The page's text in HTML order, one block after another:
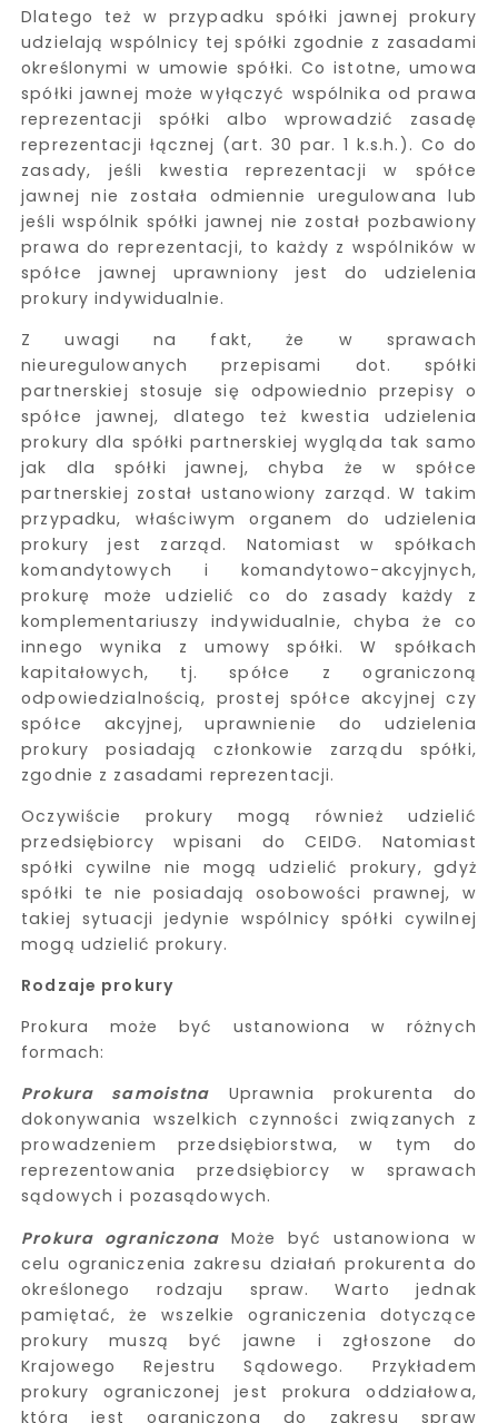
Dlatego też w przypadku spółki jawnej prokury
udzielają wspólnicy tej spółki zgodnie z zasadami
określonymi w umowie spółki. Co istotne, umowa
spółki jawnej może wyłączyć wspólnika od prawa
reprezentacji spółki albo wprowadzić zasadę
reprezentacji łącznej (art. 30 par. 1 k.s.h.). Co do
zasady, jeśli kwestia reprezentacji w spółce
jawnej nie została odmiennie uregulowana lub
jeśli wspólnik spółki jawnej nie został pozbawiony
prawa do reprezentacji, to każdy z wspólników w
spółce jawnej uprawniony jest do udzielenia
prokury indywidualnie.
Z uwagi na fakt, że w sprawach
nieuregulowanych przepisami dot. spółki
partnerskiej stosuje się odpowiednio przepisy o
spółce jawnej, dlatego też kwestia udzielenia
prokury dla spółki partnerskiej wygląda tak samo
jak dla spółki jawnej, chyba że w spółce
partnerskiej został ustanowiony zarząd. W takim
przypadku, właściwym organem do udzielenia
prokury jest zarząd. Natomiast w spółkach
komandytowych i komandytowo-akcyjnych,
prokurę może udzielić co do zasady każdy z
komplementariuszy indywidualnie, chyba że co
innego wynika z umowy spółki. W spółkach
kapitałowych, tj. spółce z ograniczoną
odpowiedzialnością, prostej spółce akcyjnej czy
spółce akcyjnej, uprawnienie do udzielenia
prokury posiadają członkowie zarządu spółki,
zgodnie z zasadami reprezentacji.
Oczywiście prokury mogą również udzielić
przedsiębiorcy wpisani do CEIDG. Natomiast
spółki cywilne nie mogą udzielić prokury, gdyż
spółki te nie posiadają osobowości prawnej, w
takiej sytuacji jedynie wspólnicy spółki cywilnej
mogą udzielić prokury.
Rodzaje prokury
Prokura może być ustanowiona w różnych
formach:
Prokura samoistna Uprawnia prokurenta do
dokonywania wszelkich czynności związanych z
prowadzeniem przedsiębiorstwa, w tym do
reprezentowania przedsiębiorcy w sprawach
sądowych i pozasądowych.
Prokura ograniczona Może być ustanowiona w
celu ograniczenia zakresu działań prokurenta do
określonego rodzaju spraw. Warto jednak
pamiętać, że wszelkie ograniczenia dotyczące
prokury muszą być jawne i zgłoszone do
Krajowego Rejestru Sądowego. Przykładem
prokury ograniczonej jest prokura oddziałowa,
która jest ograniczona do zakresu spraw